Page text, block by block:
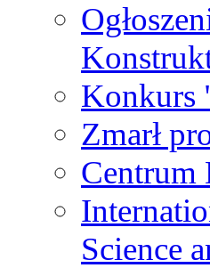
Konkurs
Zmarł
Centrum
Science